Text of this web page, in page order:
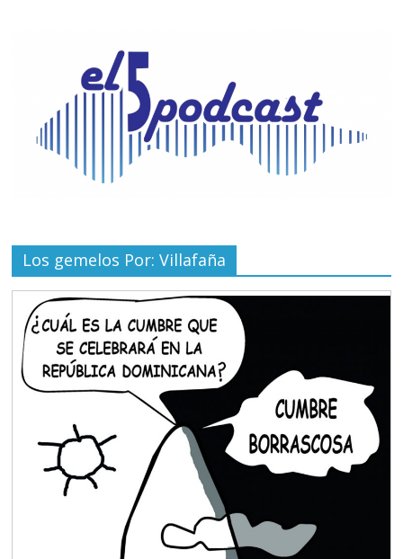
Los gemelos Por: Villafaña